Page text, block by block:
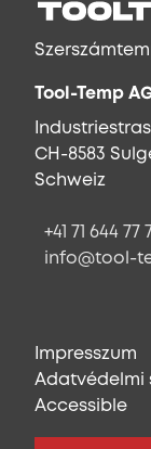
Tool-Temp
CH-8583
Schweiz
+41 71 644 77
info@tool-
Impresszum
Adatvédelmi
Accessible